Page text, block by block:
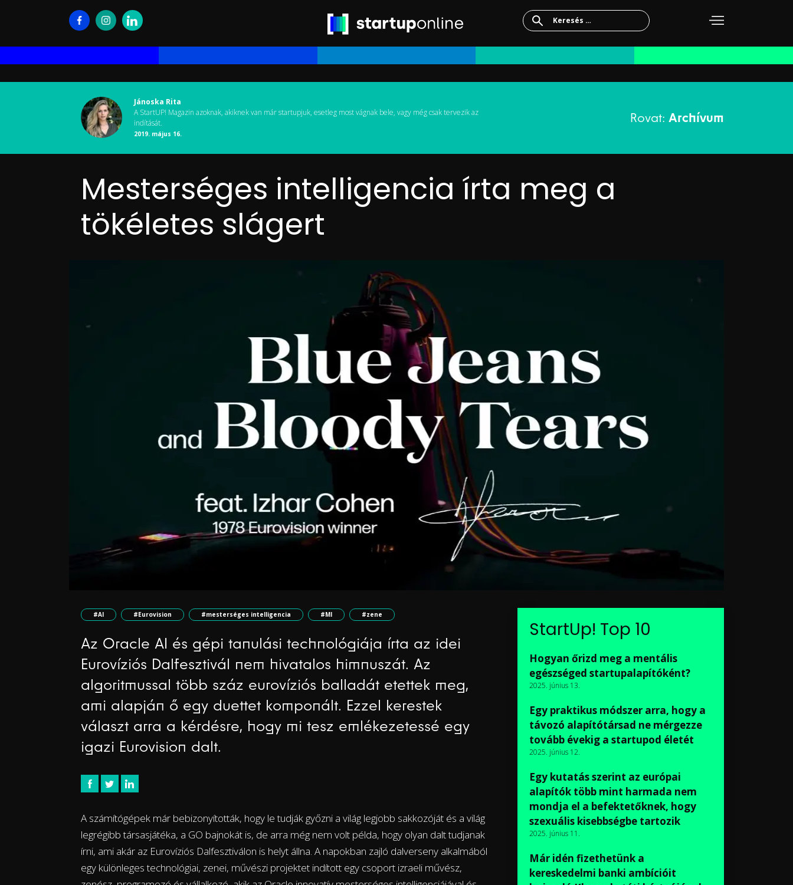
Keresés:
Jánoska Rita
A StartUP! Magazin azoknak, akiknek van már startupjuk, esetleg most vágnak bele, vagy még csak tervezik az
indítását.
2019. május 16.
Rovat: Archívum
Mesterséges intelligencia írta meg a
tökéletes slágert
#AI #Eurovision #mesterséges intelligencia #MI #zene
Az Oracle AI és gépi tanulási technológiája írta az idei
Eurovíziós Dalfesztivál nem hivatalos himnuszát. Az
algoritmussal több száz eurovíziós balladát etettek meg,
ami alapján ő egy duettet komponált. Ezzel kerestek
választ arra a kérdésre, hogy mi tesz emlékezetessé egy
igazi Eurovision dalt.
A számítógépek már bebizonyították, hogy le tudják győzni a világ legjobb sakkozóját és a világ
legrégibb társasjátéka, a GO bajnokát is, de arra még nem volt példa, hogy olyan dalt tudjanak
írni, ami akár az Eurovíziós Dalfesztiválon is helyt állna. A napokban zajló dalverseny alkalmából
egy különleges technológiai, zenei, művészi projektet indított egy csoport izraeli művész,
StartUp! Top 10
Hogyan őrizd meg a mentális
egészséged startupalapítóként?
2025. június 13.
Egy praktikus módszer arra, hogy a
távozó alapítótársad ne mérgezze
tovább évekig a startupod életét
2025. június 12.
Egy kutatás szerint az európai
alapítók több mint harmada nem
mondja el a befektetőknek, hogy
szexuális kisebbségbe tartozik
2025. június 11.
Már idén fizethetünk a
kereskedelmi banki ambícióit